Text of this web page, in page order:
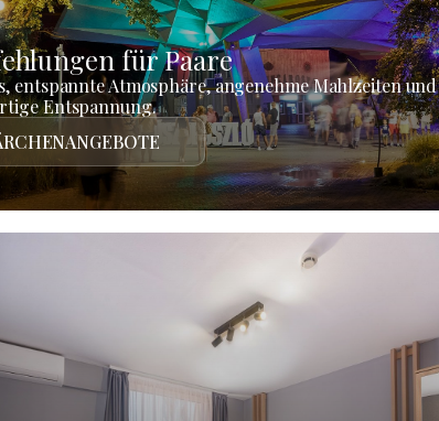
für Paare
entspannte Atmosphäre, angenehme Mahlzeiten und
Entspannung.